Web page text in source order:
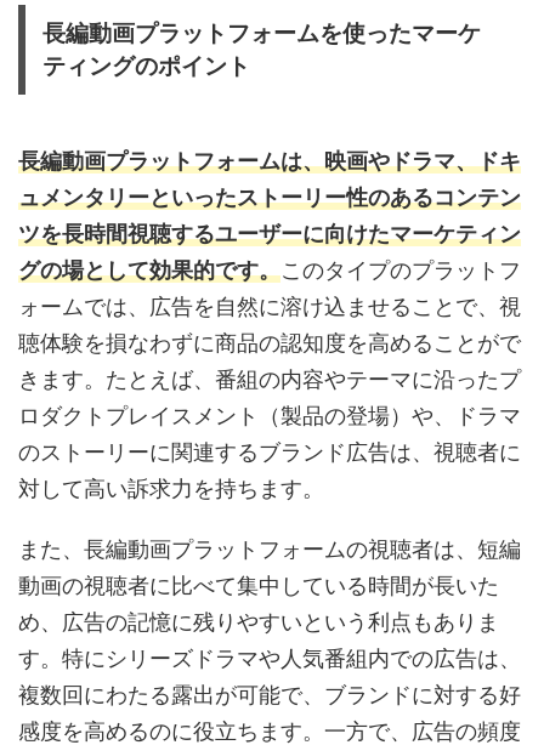
長編動画プラットフォームを使ったマーケ
ティングのポイント
長編動画プラットフォームは、映画やドラマ、ドキ
ュメンタリーといったストーリー性のあるコンテン
ツを長時間視聴するユーザーに向けたマーケティン
グの場として効果的です。このタイプのプラットフ
ォームでは、広告を自然に溶け込ませることで、視
聴体験を損なわずに商品の認知度を高めることがで
きます。たとえば、番組の内容やテーマに沿ったプ
ロダクトプレイスメント（製品の登場）や、ドラマ
のストーリーに関連するブランド広告は、視聴者に
対して高い訴求力を持ちます。
また、長編動画プラットフォームの視聴者は、短編
動画の視聴者に比べて集中している時間が長いた
め、広告の記憶に残りやすいという利点もありま
す。特にシリーズドラマや人気番組内での広告は、
複数回にわたる露出が可能で、ブランドに対する好
感度を高めるのに役立ちます。一方で、広告の頻度